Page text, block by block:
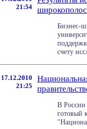
21:54
Бизнес-
счету
17.12.2010
21:25
В России
готовый